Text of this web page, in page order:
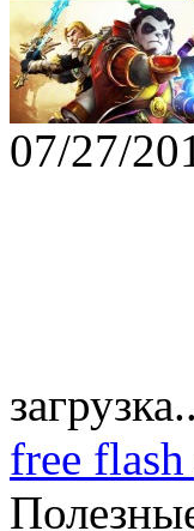
07/27/
free flash